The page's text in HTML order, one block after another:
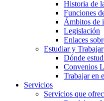
Historia de
Funciones
Ámbitos de
Legislación
Enlaces
Estudiar y Trabajar
Dónde
Convenios
Trabajar en
Servicios
Servicios que